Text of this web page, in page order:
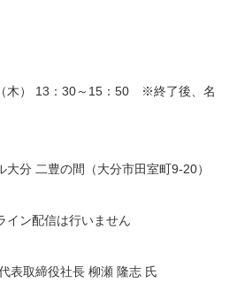
木） 13：30～15：50 ※終了後、名
分 二豊の間（大分市田室町9-20）
ン配信は行いません
表取締役社長 柳瀬 隆志 氏